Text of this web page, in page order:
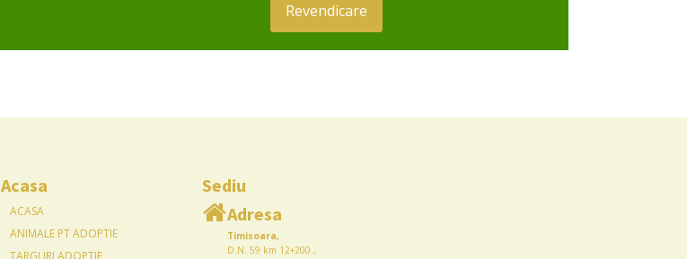
Revendicare
Acasa
ACASA
ANIMALE PT ADOPTIE
TARGURI ADOPTIE
Sediu
Adresa
Timisoara,
D.N. 59 km 12+200 ,